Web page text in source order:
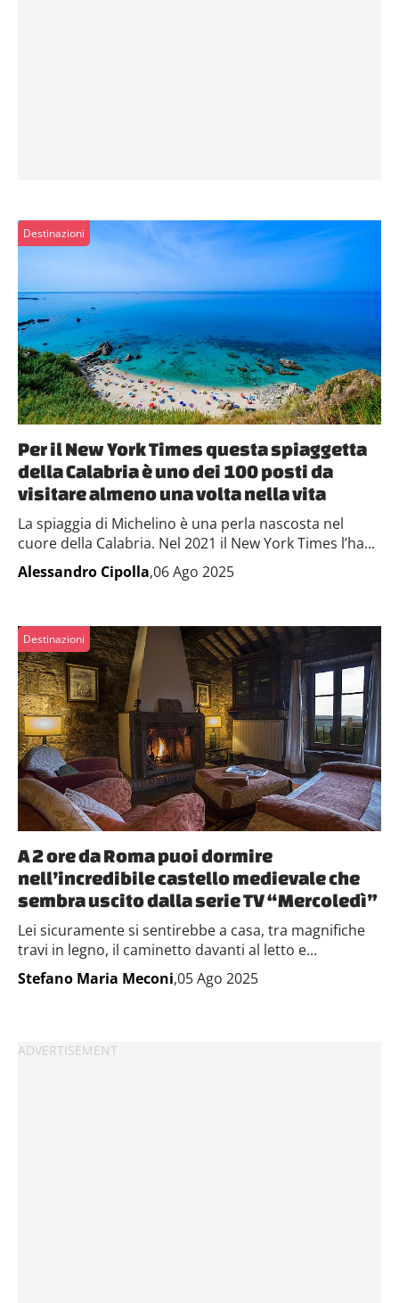
Destinazioni
Per il New York Times questa spiaggetta
della Calabria è uno dei 100 posti da
visitare almeno una volta nella vita
La spiaggia di Michelino è una perla nascosta nel
cuore della Calabria. Nel 2021 il New York Times l’ha...
Alessandro Cipolla,06 Ago 2025
Destinazioni
A 2 ore da Roma puoi dormire
nell’incredibile castello medievale che
sembra uscito dalla serie TV “Mercoledì”
Lei sicuramente si sentirebbe a casa, tra magnifiche
travi in legno, il caminetto davanti al letto e...
Stefano Maria Meconi,05 Ago 2025